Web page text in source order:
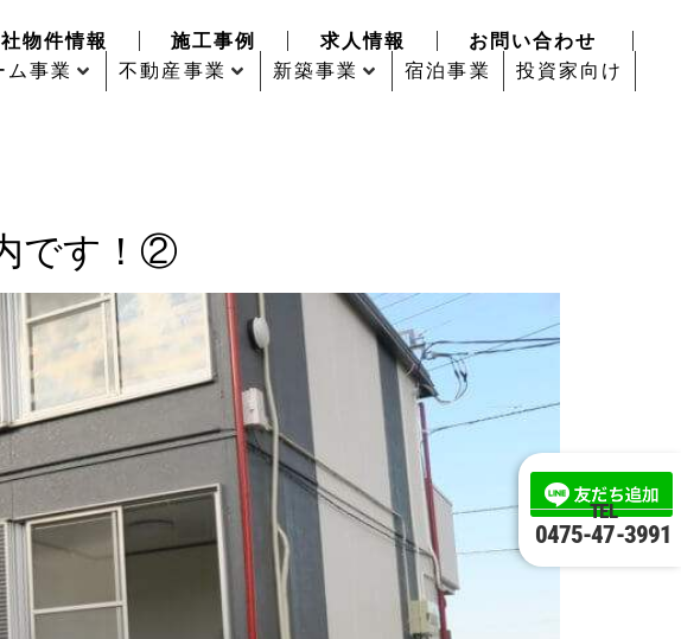
物件情報 施工事例 求人情報
お問い合わせ
ム事業
不動産事業 新築事業 宿泊事業 投資家向け
TEL
0475-47-3991
です！②